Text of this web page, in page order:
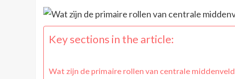
Key sections in the article:
Wat zijn de primaire rollen van centrale